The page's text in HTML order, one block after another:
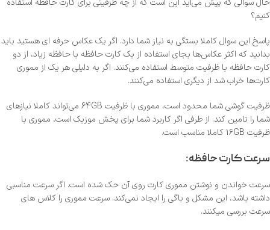
حال سوالی که پیش می‌آید این است که از چه ظرفیتی برای کارت حافظه استفاده
کنیم؟
پاسخ این سوال کاملا بستگی به نیاز شما دارد. اگر یک عکاس حرفه ای هستید باید
بدانید که اکثر عکاس‌ها بجای استفاده از یک کارت حافظه با حافظه زیاد، از دو
کارت حافظه با ظرفیت متوسط استفاده می‌کنند. اگر به دلیلی هر یک از مموری
کارت‌ها خراب شد از دیگری استفاده می‌کنند.
ظرفیت گوشی شما محدود است، مموری با ظرفیت 64GB می‌تواند کاملا نیازهای
شما را تامین کند. از طرفی اگر کاربرد شما برای پخش موزیک است، مموری با
ظرفیت 16GB کاملا مناسب است.
سرعت کارت حافظه:
سرعت خواندن و نوشتن مموری کارت روی آن حک شده است. اگر سرعت مناسبی
داشته باشد، این مشکل و باگی را ایجاد نمی‌کند. سرعت مموری را کلاس های
سرعت بررسی میکنند.